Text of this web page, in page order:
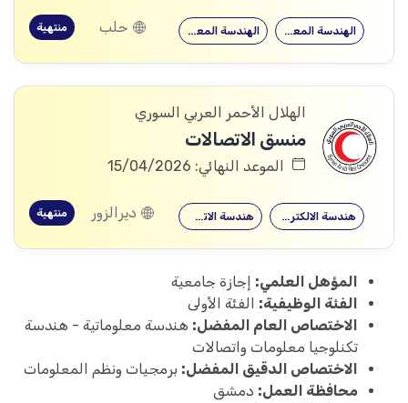
الهندسة المعلوماتية الهندسة المعلوماتية حلب منتهية
الهلال الأحمر العربي السوري
منسق الاتصالات
الموعد النهائي: 15/04/2026
هندسة الاتصالات هندسة الالكترونيات ديرالزور منتهية
المؤهل العلمي: إجازة جامعية
الفئة الوظيفية: الفئة الأولى
الاختصاص العام المفضل: هندسة معلوماتية - هندسة
تكنلوجيا معلومات واتصالات
الاختصاص الدقيق المفضل: برمجيات ونظم المعلومات
محافظة العمل: دمشق